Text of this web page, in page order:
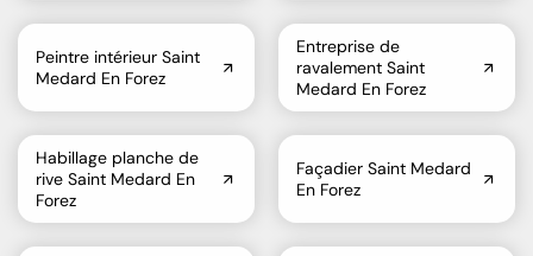
Peintre intérieur Saint
Medard En Forez
Entreprise de
ravalement Saint
Medard En Forez
Habillage planche de
rive Saint Medard En
Forez
Façadier Saint Medard
En Forez